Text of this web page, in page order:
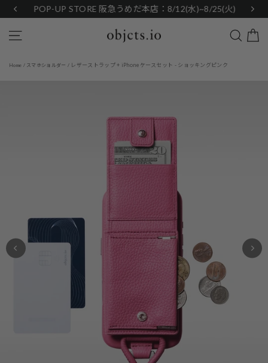
content
POP-UP STORE 阪急うめだ本店：8/12(水)~8/25(火)
Search
Home / スマホショルダー / レザーストラップ + iPhoneケースセット - ショッキングピンク